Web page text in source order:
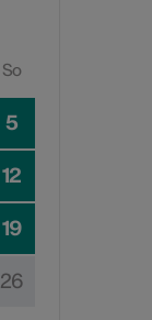
So
5
12
19
26